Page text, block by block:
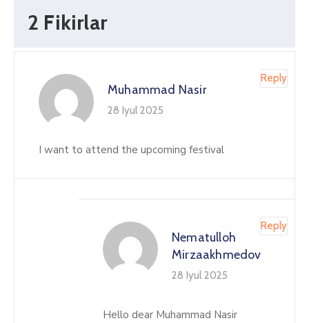
2 Fikirlar
Muhammad Nasir
28 Iyul 2025
I want to attend the upcoming festival
Reply
Nematulloh
Mirzaakhmedov
28 Iyul 2025
Hello dear Muhammad Nasir
Reply